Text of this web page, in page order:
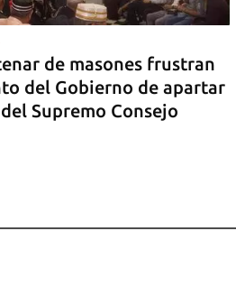
de masones frustran
del Gobierno de apartar
Supremo Consejo